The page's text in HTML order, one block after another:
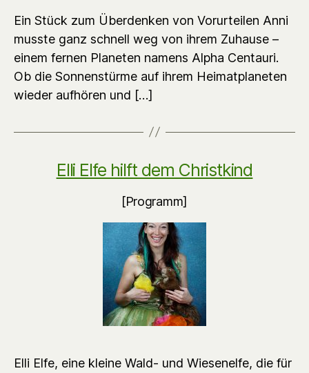
Ein Stück zum Überdenken von Vorurteilen Anni
musste ganz schnell weg von ihrem Zuhause –
einem fernen Planeten namens Alpha Centauri.
Ob die Sonnenstürme auf ihrem Heimatplaneten
wieder aufhören und […]
Elli Elfe hilft dem Christkind
[Programm]
Elli Elfe, eine kleine Wald- und Wiesenelfe, die für